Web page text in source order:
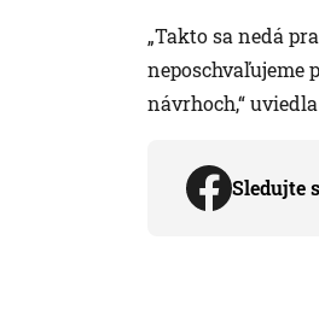
„Takto sa nedá
neposchvaľujeme
návrhoch,“
Sledujte